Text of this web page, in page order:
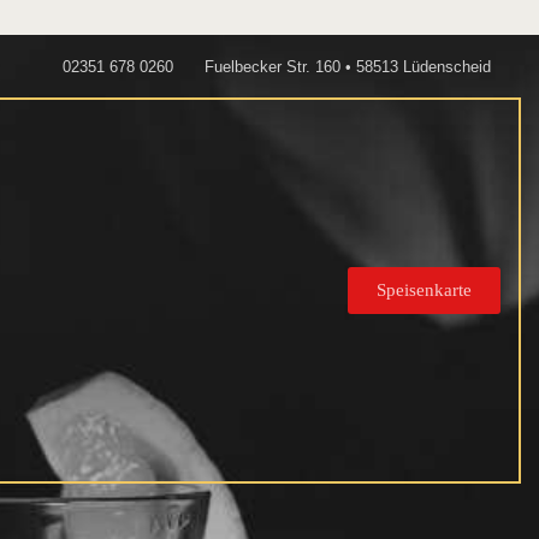
02351 678 0260 Fuelbecker Str. 160 • 58513 Lüdenscheid
Speisenkarte